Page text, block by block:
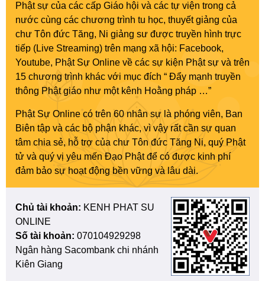
Phật sự của các cấp Giáo hội và các tự viện trong cả
nước cùng các chương trình tu học, thuyết giảng của
chư Tôn đức Tăng, Ni giảng sư được truyền hình trực
tiếp (Live Streaming) trên mạng xã hội: Facebook,
Youtube, Phật Sự Online về các sự kiện Phật sự và trên
15 chương trình khác với mục đích “ Đẩy mạnh truyền
thông Phật giáo như một kênh Hoằng pháp …”
Phật Sự Online có trên 60 nhân sự là phóng viên, Ban
Biên tập và các bộ phận khác, vì vậy rất cần sự quan
tâm chia sẻ, hỗ trợ của chư Tôn đức Tăng Ni, quý Phật
tử và quý vị yêu mến Đạo Phật để có được kinh phí
đảm bảo sự hoạt động bền vững và lâu dài.
Chủ tài khoản: KENH PHAT SU
ONLINE
Số tài khoản: 070104929298
Ngân hàng Sacombank chi nhánh
Kiên Giang